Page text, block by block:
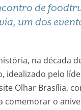
de
um dos
na década
pelo
Olhar Brasília,
comemorar o